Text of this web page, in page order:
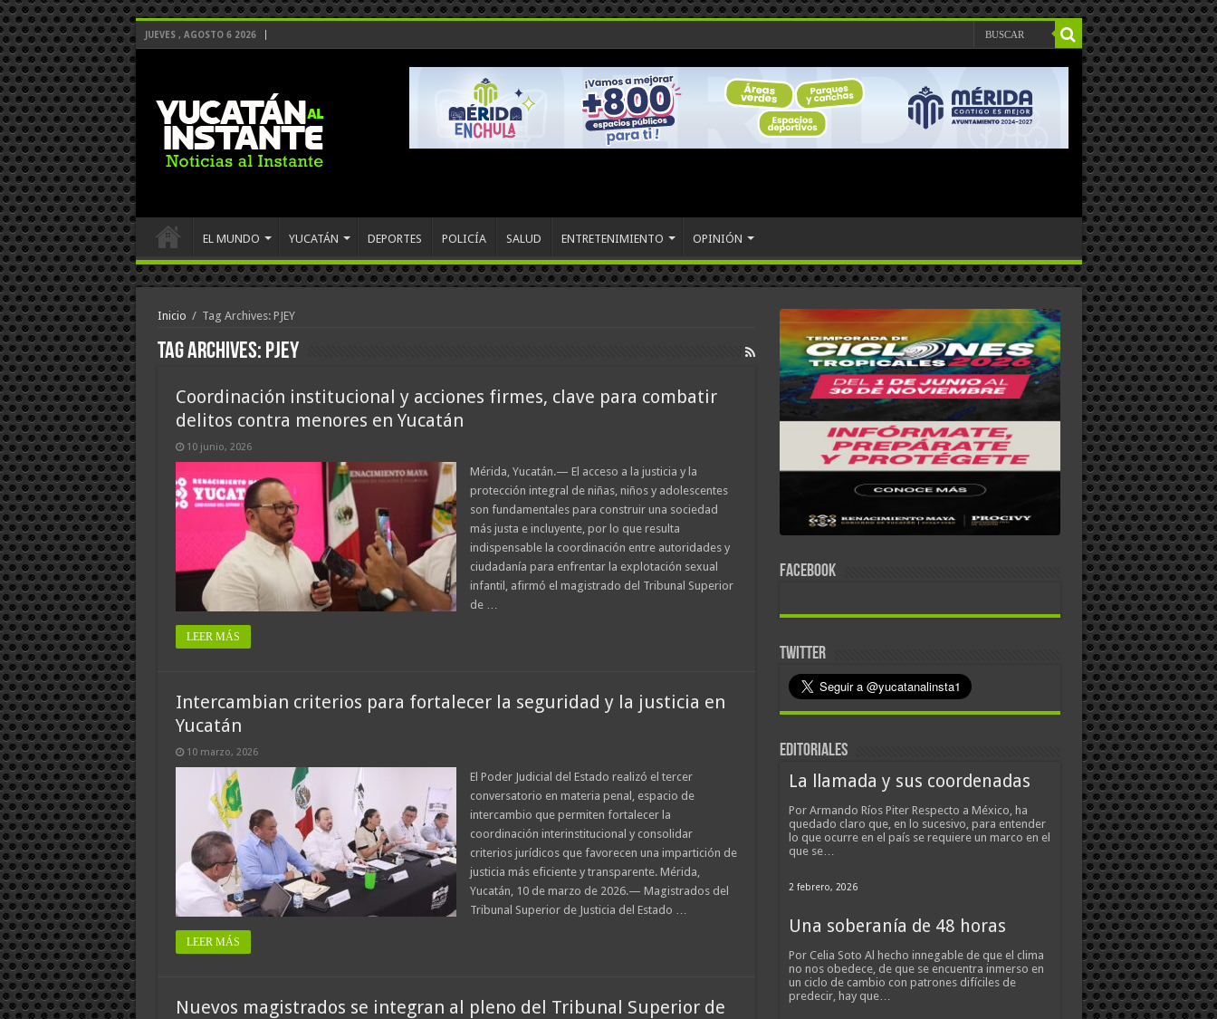
JUEVES , AGOSTO 6 2026
EL MUNDO YUCATÁN DEPORTES POLICÍA SALUD ENTRETENIMIENTO OPINIÓN
Inicio / Tag Archives: PJEY
Tag Archives: PJEY
Coordinación institucional y acciones firmes, clave para combatir
delitos contra menores en Yucatán
10 junio, 2026
Mérida, Yucatán.— El acceso a la justicia y la
protección integral de niñas, niños y adolescentes
son fundamentales para construir una sociedad
más justa e incluyente, por lo que resulta
indispensable la coordinación entre autoridades y
ciudadanía para enfrentar la explotación sexual
infantil, afirmó el magistrado del Tribunal Superior
de …
LEER MÁS
Intercambian criterios para fortalecer la seguridad y la justicia en
Yucatán
10 marzo, 2026
El Poder Judicial del Estado realizó el tercer
conversatorio en materia penal, espacio de
intercambio que permiten fortalecer la
coordinación interinstitucional y consolidar
criterios jurídicos que favorecen una impartición de
justicia más eficiente y transparente. Mérida,
Yucatán, 10 de marzo de 2026.— Magistrados del
Tribunal Superior de Justicia del Estado …
LEER MÁS
Nuevos magistrados se integran al pleno del Tribunal Superior de
FACEBOOK
TWITTER
EDITORIALES
La llamada y sus coordenadas
Por Armando Ríos Piter Respecto a México, ha
quedado claro que, en lo sucesivo, para entender
lo que ocurre en el país se requiere un marco en el
que se…
2 febrero, 2026
Una soberanía de 48 horas
Por Celia Soto Al hecho innegable de que el clima
no nos obedece, de que se encuentra inmerso en
un ciclo de cambio con patrones difíciles de
predecir, hay que…